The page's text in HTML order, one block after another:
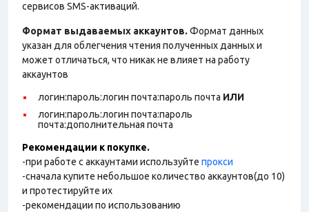
сервисов SMS-активаций.
Формат выдаваемых аккаунтов. Формат данных
указан для облегчения чтения полученных данных и
может отличаться, что никак не влияет на работу
аккаунтов
логин:пароль:логин почта:пароль почта ИЛИ
логин:пароль:логин почта:пароль
почта:дополнительная почта
Рекомендации к покупке.
-при работе с аккаунтами используйте прокси
-сначала купите небольшое количество аккаунтов(до 10)
и протестируйте их
-рекомендации по использованию